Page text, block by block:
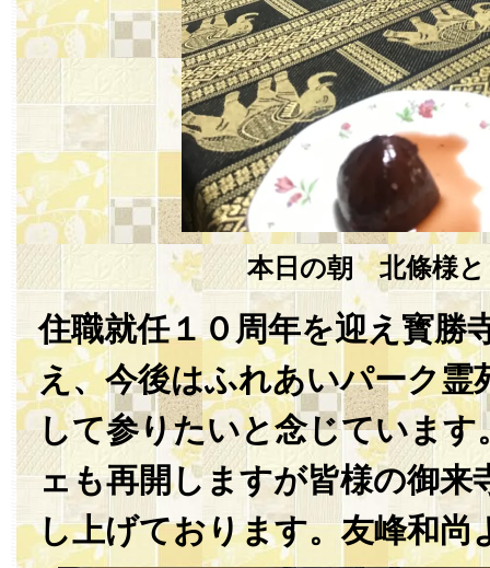
本日の朝 北條様と
住職就任１０周年を迎え寳勝
え、今後はふれあいパーク霊
して参りたいと念じています
ェも再開しますが皆様の御来
し上げております。友峰和尚